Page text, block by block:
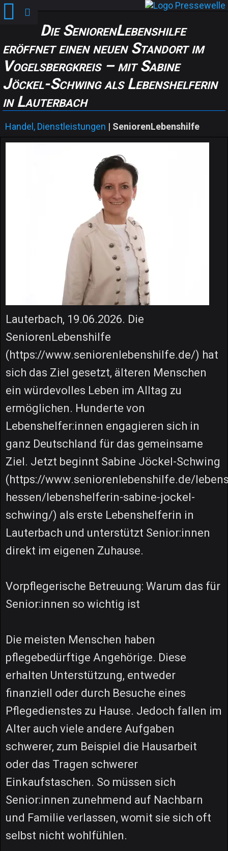
Die SeniorenLebenshilfe
eröffnet einen neuen Standort im
Vogelsbergkreis – mit Sabine
Jöckel-Schwing als Lebenshelferin
in Lauterbach
Handel, Dienstleistungen | SeniorenLebenshilfe
Lauterbach, 19.06.2026. Die
SeniorenLebenshilfe
(https://www.seniorenlebenshilfe.de/) hat
sich das Ziel gesetzt, älteren Menschen
ein würdevolles Leben im Alltag zu
ermöglichen. Hunderte von
Lebenshelfer:innen engagieren sich in
ganz Deutschland für das gemeinsame
Ziel. Jetzt beginnt Sabine Jöckel-Schwing
(https://www.seniorenlebenshilfe.de/
hessen/lebenshelferin-sabine-jockel-
schwing/) als erste Lebenshelferin in
Lauterbach und unterstützt Senior:innen
direkt im eigenen Zuhause.
Vorpflegerische Betreuung: Warum das für
Senior:innen so wichtig ist
Die meisten Menschen haben
pflegebedürftige Angehörige. Diese
erhalten Unterstützung, entweder
finanziell oder durch Besuche eines
Pflegedienstes zu Hause. Jedoch fallen im
Alter auch viele andere Aufgaben
schwerer, zum Beispiel die Hausarbeit
oder das Tragen schwerer
Einkaufstaschen. So müssen sich
Senior:innen zunehmend auf Nachbarn
und Familie verlassen, womit sie sich oft
selbst nicht wohlfühlen.